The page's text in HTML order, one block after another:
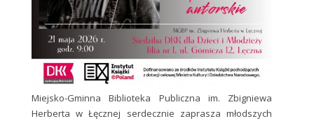
Miejsko-Gminna Biblioteka Publiczna im. Zbigniewa
Herberta w Łęcznej serdecznie zaprasza młodszych